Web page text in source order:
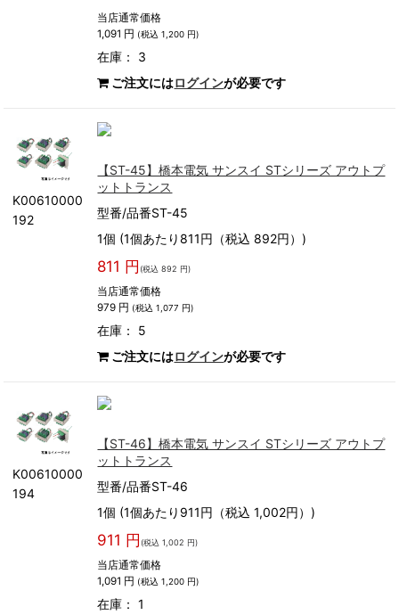
当店通常価格
1,091 円 (税込 1,200 円)
在庫： 3
ご注文にはログインが必要です
K00610000
192
【ST-45】橋本電気 サンスイ STシリーズ アウトプ
ットトランス
型番/品番ST-45
1個 (1個あたり811円（税込 892円）)
811 円 (税込 892 円)
当店通常価格
979 円 (税込 1,077 円)
在庫： 5
ご注文にはログインが必要です
K00610000
194
【ST-46】橋本電気 サンスイ STシリーズ アウトプ
ットトランス
型番/品番ST-46
1個 (1個あたり911円（税込 1,002円）)
911 円 (税込 1,002 円)
当店通常価格
1,091 円 (税込 1,200 円)
在庫： 1